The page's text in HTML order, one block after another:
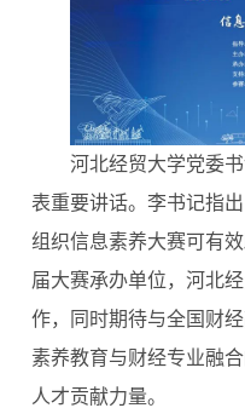
河北经贸大学党委
表重要讲话。李书记指
组织信息素养大赛可有
届大赛承办单位，河北
作，同时期待与全国财
素养教育与财经专业融
人才贡献力量。